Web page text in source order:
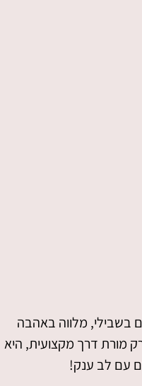
בשבילי, מלווה באהבה
מורת דרך מקצועית, היא
עם לב ענק!